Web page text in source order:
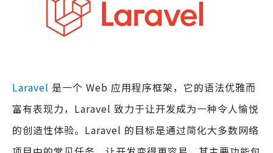
Laravel 是一个 Web 应用程序框架，它的语法优雅而
富有表现力，Laravel 致力于让开发成为一种令人愉悦
的创造性体验。Laravel 的目标是通过简化大多数网络